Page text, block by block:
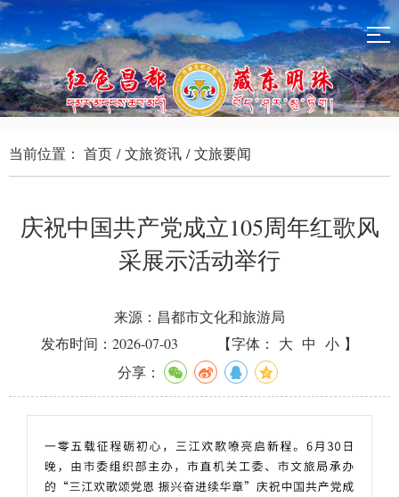
当前位置： 首页 /文旅资讯 /文旅要闻
庆祝中国共产党成立105周年红歌风
采展示活动举行
来源：昌都市文化和旅游局
发布时间：2026-07-03
【字体： 大 中 小 】
分享：